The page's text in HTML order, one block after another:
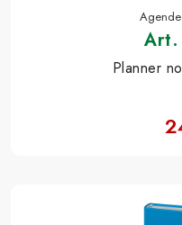
Agende
Planner